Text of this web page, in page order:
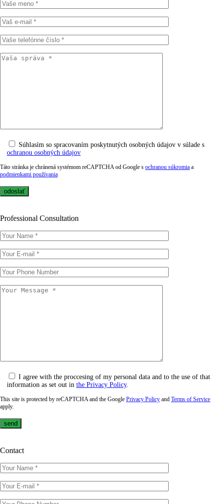
Súhlasím so spracovaním poskytnutých osobných údajov v súlade s
ochranou osobných údajov
Táto stránka je chránená systémom reCAPTCHA od Google s ochranou súkromia a
podmienkami používania
Professional Consultation
I agree with the proccesing of my personal data and to the use of that
information as set out in the Privacy Policy.
This site is protected by reCAPTCHA and the Google Privacy Policy and Terms of Service
apply.
Contact